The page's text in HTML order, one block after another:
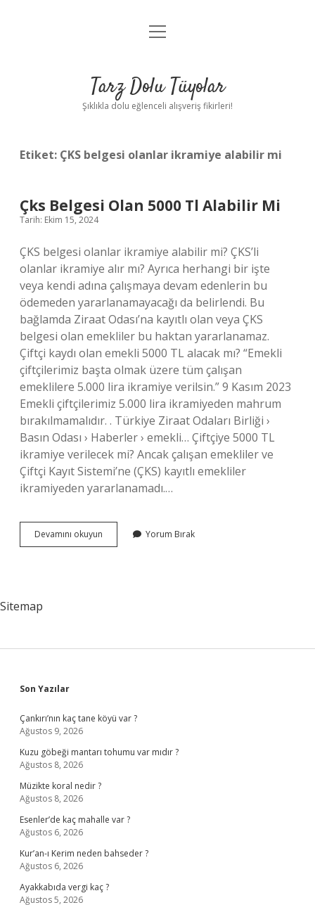
Anasayfa
Yasal Uyarı
menüyü
Tarz Dolu Tüyolar
Şıklıkla dolu eğlenceli alışveriş fikirleri!
Etiket: ÇKS belgesi olanlar ikramiye alabilir mi
Çks Belgesi Olan 5000 Tl Alabilir Mi
Tarih: Ekim 15, 2024
ÇKS belgesi olanlar ikramiye alabilir mi? ÇKS’li
olanlar ikramiye alır mı? Ayrıca herhangi bir işte
veya kendi adına çalışmaya devam edenlerin bu
ödemeden yararlanamayacağı da belirlendi. Bu
bağlamda Ziraat Odası’na kayıtlı olan veya ÇKS
belgesi olan emekliler bu haktan yararlanamaz.
Çiftçi kaydı olan emekli 5000 TL alacak mı? “Emekli
çiftçilerimiz başta olmak üzere tüm çalışan
emeklilere 5.000 lira ikramiye verilsin.” 9 Kasım 2023
Emekli çiftçilerimiz 5.000 lira ikramiyeden mahrum
bırakılmamalıdır. . Türkiye Ziraat Odaları Birliği ›
Basın Odası › Haberler › emekli… Çiftçiye 5000 TL
ikramiye verilecek mi? Ancak çalışan emekliler ve
Çiftçi Kayıt Sistemi’ne (ÇKS) kayıtlı emekliler
ikramiyeden yararlanamadı.…
Devamını okuyun
Belgesi
Yorum Bırak
Sitemap
Sidebar
Son Yazılar
Çankırı’nın kaç tane köyü var ?
Ağustos 9, 2026
Kuzu göbeği mantarı tohumu var mıdır ?
Ağustos 8, 2026
Müzikte koral nedir ?
Ağustos 8, 2026
Esenler’de kaç mahalle var ?
Ağustos 6, 2026
Kur’an-ı Kerim neden bahseder ?
Ağustos 6, 2026
Ayakkabıda vergi kaç ?
Ağustos 5, 2026